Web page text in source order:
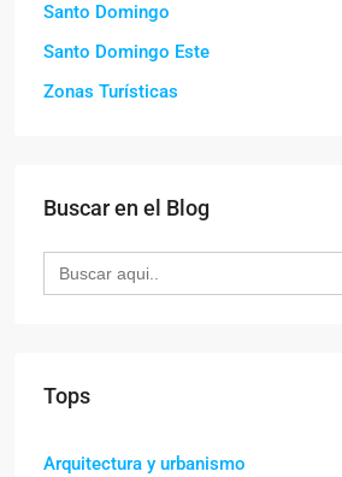
Santo Domingo
Santo Domingo Este
Zonas Turísticas
Buscar en el Blog
Buscar:
Tops
Arquitectura y urbanismo